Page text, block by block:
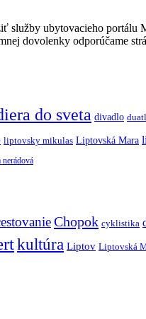
služby ubytovacieho portálu
dovolenky odporúčame
do sveta divadlo
liptovsky mikulas Liptovská Mara
nerádová
Chopok cyklistika
kultúra Liptov Liptovská